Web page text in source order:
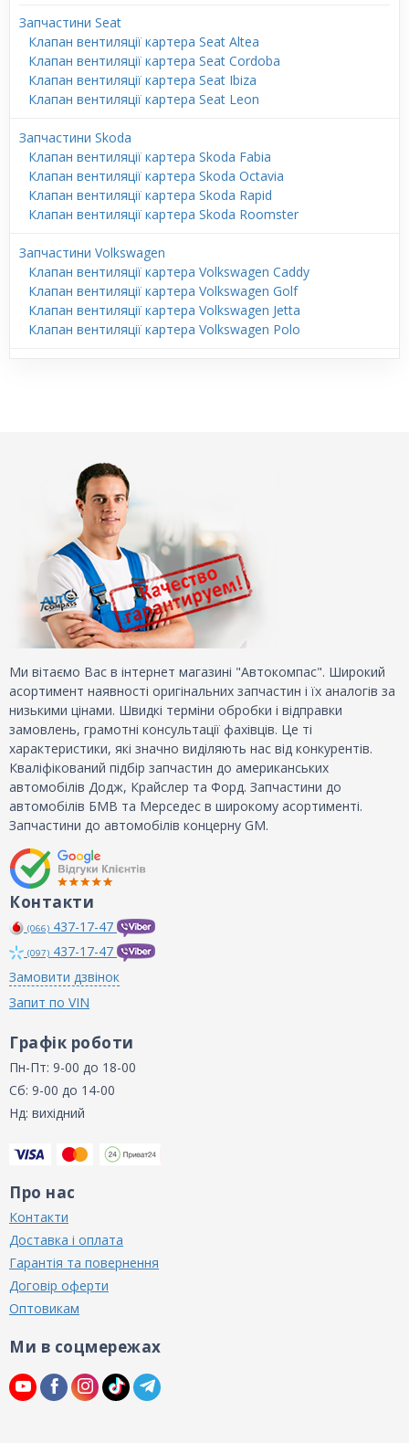
Запчастини Seat
Клапан вентиляції картера Seat Altea
Клапан вентиляції картера Seat Cordoba
Клапан вентиляції картера Seat Ibiza
Клапан вентиляції картера Seat Leon
Запчастини Skoda
Клапан вентиляції картера Skoda Fabia
Клапан вентиляції картера Skoda Octavia
Клапан вентиляції картера Skoda Rapid
Клапан вентиляції картера Skoda Roomster
Запчастини Volkswagen
Клапан вентиляції картера Volkswagen Caddy
Клапан вентиляції картера Volkswagen Golf
Клапан вентиляції картера Volkswagen Jetta
Клапан вентиляції картера Volkswagen Polo
Ми вітаємо Вас в інтернет магазині "Автокомпас". Широкий
асортимент наявності оригінальних запчастин і їх аналогів за
низькими цінами. Швидкі терміни обробки і відправки
замовлень, грамотні консультації фахівців. Це ті
характеристики, які значно виділяють нас від конкурентів.
Кваліфікований підбір запчастин до американських
автомобілів Додж, Крайслер та Форд. Запчастини до
автомобілів БМВ та Мерседес в широкому асортименті.
Запчастини до автомобілів концерну GM.
Контакти
(066) 437-17-47
(097) 437-17-47
Замовити дзвінок
Запит по VIN
Графік роботи
Пн-Пт: 9-00 до 18-00
Сб: 9-00 до 14-00
Нд: вихідний
Про нас
Контакти
Доставка і оплата
Гарантія та повернення
Договір оферти
Оптовикам
Ми в соцмережах